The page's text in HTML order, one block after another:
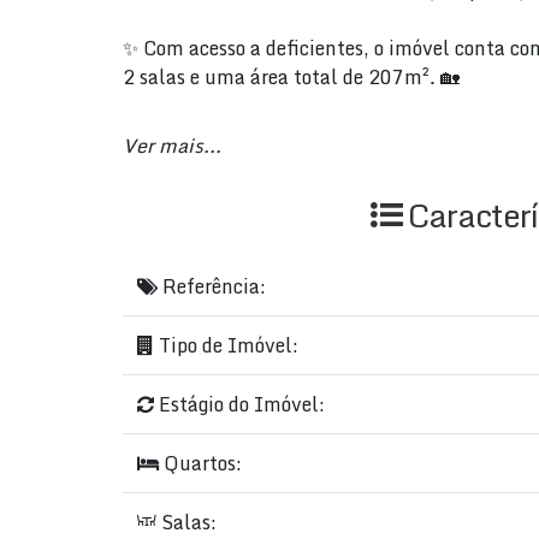
✨ Com acesso a deficientes, o imóvel conta
2 salas e uma área total de 207m². 🏡
🔒 Em um condomínio fechado, o
e hall. Além disso, é decorado, possui ar
família. Não perca essa oportunidade única!
📍 Endereço: 244, n 163, CALÇADÃO
000, Meia Praia, Itapema, SC, BR. Não
🌟
#Apartamento #AltoPadrão #MeiaPraia
Ver mais...
Referência:
Tipo de Imóvel:
Estágio do Imóvel:
Quartos:
Salas: